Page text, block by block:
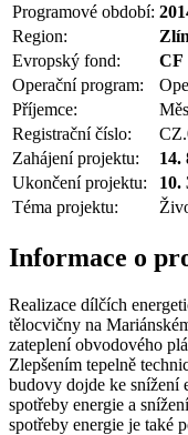
Programové období:
Region:
Evropský fond:
CF
Operační program:
Příjemce:
Registrační číslo:
Zahájení projektu:
14.
Ukončení projektu:
10.
Téma projektu:
Informace o
Realizace dílčích
tělocvičny na
zateplení obvodového
Zlepšením tepelně
budovy dojde ke snížení
spotřeby energie a
spotřeby energie je také